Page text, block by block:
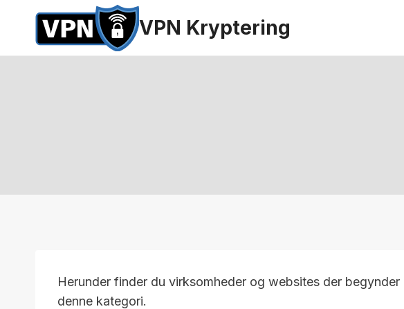
indhold
VPN Kryptering
Herunder finder du virksomheder og websites der begynder
denne kategori.